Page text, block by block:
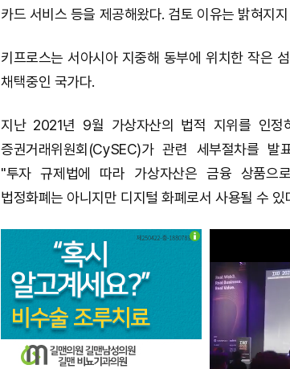
카드 서비스 등을 제공해왔다. 검토 이유는 밝혀지
키프로스는 서아시아 지중해 동부에 위치한 작은
채택중인 국가다.
지난 2021년 9월 가상자산의 법적 지위를 인정
증권거래위원회(CySEC)가 관련 세부절차를 발
"투자 규제법에 따라 가상자산은 금융 상품으
법정화폐는 아니지만 디지털 화폐로서 사용될 수 있